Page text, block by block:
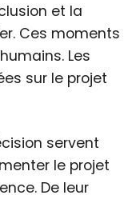
et la
Ces moments
Les
sur le projet
servent
le projet
De leur